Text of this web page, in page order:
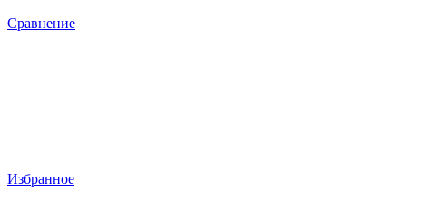
Сравнение
Избранное